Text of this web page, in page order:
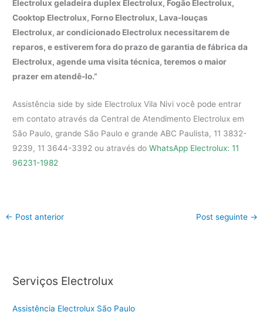
Electrolux geladeira duplex Electrolux, Fogão Electrolux,
Cooktop Electrolux, Forno Electrolux, Lava-louças
Electrolux, ar condicionado Electrolux necessitarem de
reparos, e estiverem fora do prazo de garantia de fábrica da
Electrolux, agende uma visita técnica, teremos o maior
prazer em atendê-lo.”
Assistência side by side Electrolux Vila Nivi você pode entrar
em contato através da Central de Atendimento Electrolux em
São Paulo, grande São Paulo e grande ABC Paulista, 11 3832-
9239, 11 3644-3392 ou através doWhatsApp Electrolux: 11
96231-1982
← Post anterior Post seguinte →
Serviços Electrolux
Assistência Electrolux São Paulo